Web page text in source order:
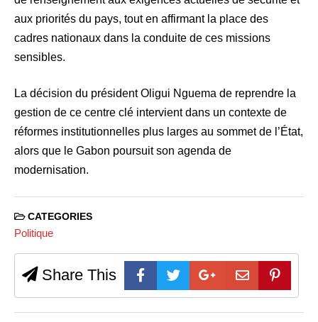
aux priorités du pays, tout en affirmant la place des
cadres nationaux dans la conduite de ces missions
sensibles.
La décision du président Oligui Nguema de reprendre la
gestion de ce centre clé intervient dans un contexte de
réformes institutionnelles plus larges au sommet de l’État,
alors que le Gabon poursuit son agenda de
modernisation.
CATEGORIES
Politique
Share This